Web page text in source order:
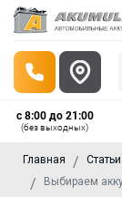
с 8:00 до 21:00
(без выходных)
Главная
Статьи
Выбираем